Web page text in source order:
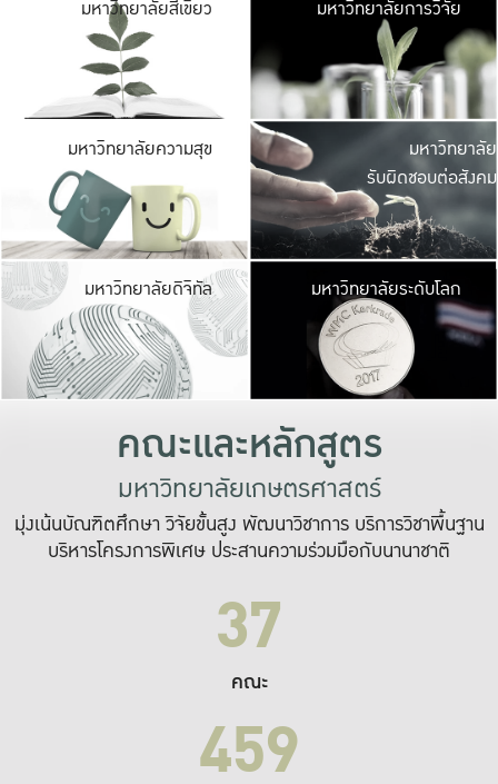
มหาวิทยาลัยสีเขียว
มีพื้นที่เขียวสดใส
เป็นป่าในเมือง เกษต
มหาวิทยาลัยการวิจัย
มหาวิทยาลัยความสุข มหาวิ
ค
เปิดประ
และพบเรื่องราวใ
มหาวิทยาลัย
รับผิดชอบต่อสังคม
มหาวิทยาลัยดิจิทัล มหาวิ
เปลี่ยนแปลง แล
เพื่อทำง
ระบบสารสนเทศ
มหาวิทยาลัยระดับโลก
คณะและหลักสูตร
มหาวิทยาลัยเกษตรศาสตร์
มุ่งเน้นบัณฑิตศึกษา วิจัยขั้นสูง พัฒนาวิชาการ บริการวิชาพื้นฐาน
บริหารโครงการพิเศษ ประสานความร่วมมือกับนานาชาติ
37
คณะ
459